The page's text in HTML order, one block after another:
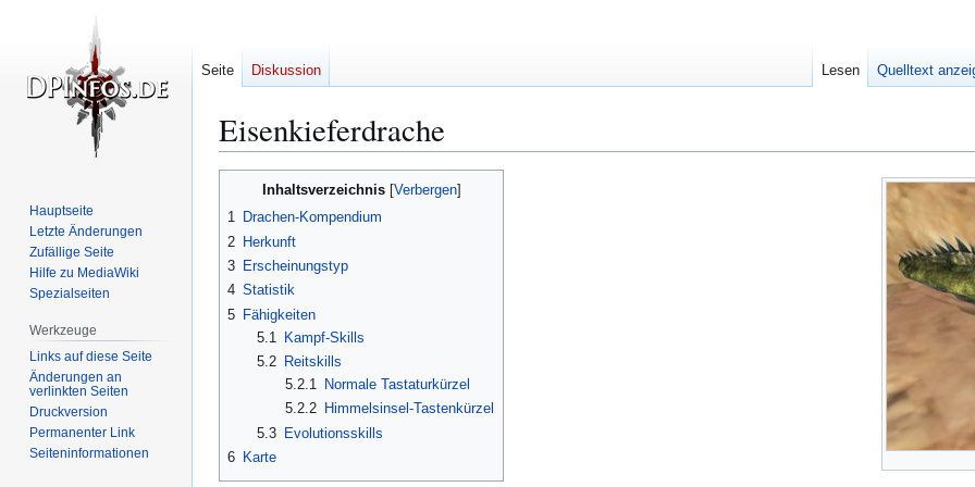
Eisenkieferdrache
Inhaltsverzeichnis
1 Drachen-Kompendium
2 Herkunft
3 Erscheinungstyp
4 Statistik
5 Fähigkeiten
5.1
Kampf-Skills
5.2
Reitskills
5.2.1 Normale Tastaturkürzel
5.2.2 Himmelsinsel-Tastenkürzel
5.3 Evolutionsskills
6 Karte
Seite Diskussion Lesen Quelltext
Hauptseite
Letzte Änderungen
Zufällige Seite
Hilfe zu MediaWiki
Spezialseiten
Werkzeuge
Links auf diese Seite
Änderungen an
verlinkten Seiten
Druckversion
Permanenter Link
Seiten­­informationen